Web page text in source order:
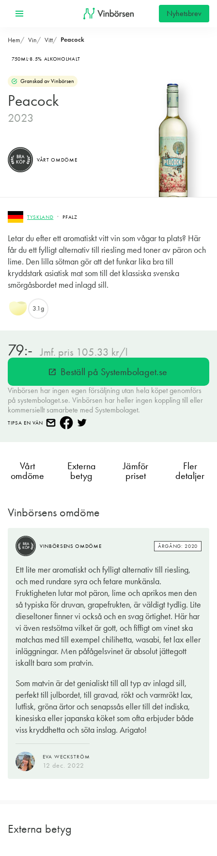
Nyhetsbrev
Hem Vin Vitt Peacock
750ML 8.5% ALKOHOLHALT
Granskad av Vinbörsen
Peacock
2023
TYSKLAND PFALZ
Letar du efter ett aromatiskt vitt vin som vågar ta plats? Här
får du ett fylligt alternativ till riesling med toner av päron och
lime. Den lilla sötman gör att det funkar lika bra till
kryddstark asiatisk mat som till det klassiska svenska
smörgåsbordet med inlagd sill.
BRA
KÖP
VÅRT OMDÖME
3.1g
79:- Jmf. pris 105.33 kr/l
open_in_new Beställ på Systembolaget.se
Vinbörsen har ingen egen försäljning utan hela köpet genomförs
på systembolaget.se. Vinbörsen har heller ingen koppling till eller
kommersiellt samarbete med Systembolaget.
TIPSA EN VÄN
Vårt
omdöme
Externa
betyg
Jämför
priset
Fler
detaljer
Vinbörsens omdöme
BRA
KÖP
VINBÖRSENS OMDÖME ÅRGÅNG: 2020
Ett lite mer aromatiskt och fylligt alternativ till riesling,
och med rundare syra och fetare munkänsla.
Fruktigheten lutar mot päron, lime och aprikos men den
så typiska för druvan, grapefrukten, är väldigt tydlig. Lite
dieseltoner finner vi också och en svag örtighet. Här har
vi även restsötma vilket är gott, och fiffigt om vinet ska
matchas med till exempel chilihetta, wasabi, fet lax eller
inläggningar. Men påfågelsvinet är absolut jättegott
iskallt bara som pratvin.
Som matvin är det genialiskt till all typ av inlagd sill,
perfekt till julbordet, till gravad, rökt och varmrökt lax,
lutfisk, gröna ärtor och senapssås eller till det indiska,
kinesiska eller japanska köket som ofta erbjuder både
viss kryddhetta och söta inslag. Arigato!
EVA WECKSTRÖM
12 dec. 2022
Externa betyg